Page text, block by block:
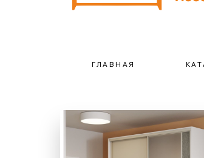
ГЛАВНАЯ